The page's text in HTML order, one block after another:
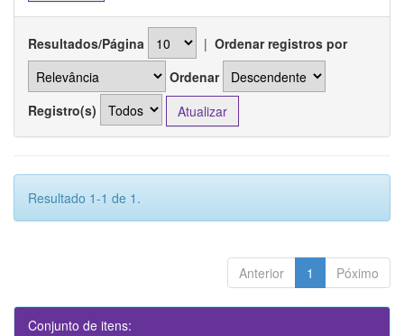
Resultados/Página | Ordenar registros por
Ordenar
Registro(s)
Resultado 1-1 de 1.
Anterior 1 Póximo
Conjunto de itens: